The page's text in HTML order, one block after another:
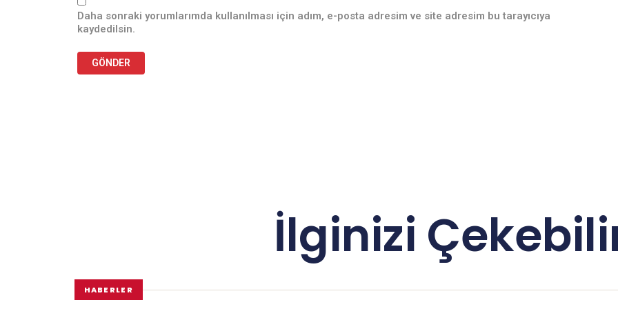
Daha sonraki yorumlarımda kullanılması için adım, e-posta adresim ve site adresim bu tarayıcıya
kaydedilsin.
İlginizi
HABERLER